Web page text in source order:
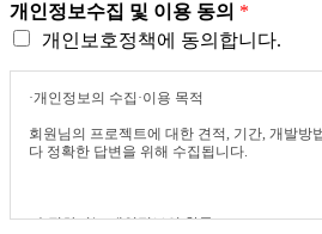
개인정보수집 및 이용 동의 *
개인보호정책에 동의합니다.
·개인정보의 수집·이용 목적
회원님의 프로젝트에 대한 견적, 기간, 개발방
다 정확한 답변을 위해 수집됩니다.
·수집하려는 개인정보의 항목